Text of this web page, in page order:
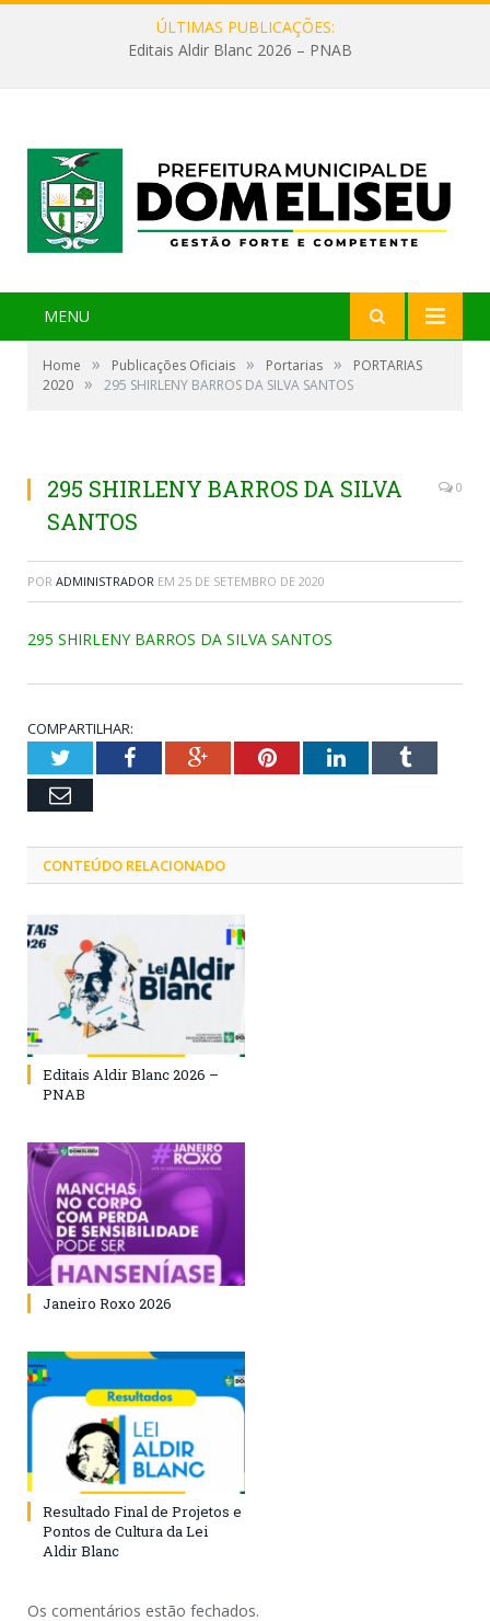
ÚLTIMAS PUBLICAÇÕES:
Editais Aldir Blanc 2026 – PNAB
MENU
Home » Publicações Oficiais » Portarias »
PORTARIAS
2020 » 295 SHIRLENY BARROS DA SILVA SANTOS
295 SHIRLENY BARROS DA SILVA
SANTOS
0
POR ADMINISTRADOR EM 25 DE SETEMBRO DE 2020
295 SHIRLENY BARROS DA SILVA SANTOS
COMPARTILHAR:
TwitterFacebookGoogle+PinterestLinkedInTumblr
Email
CONTEÚDO RELACIONADO
Editais Aldir Blanc 2026 –
PNAB
Janeiro Roxo 2026
Resultado Final de Projetos e
Pontos de Cultura da Lei
Aldir Blanc
Os comentários estão fechados.